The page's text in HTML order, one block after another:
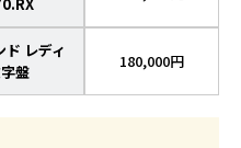
レディ
盤
180,000円